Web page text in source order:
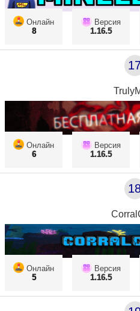
Онлайн
8
Версия
1.16.5
Онлайн
6
Версия
1.16.5
Онлайн
5
Версия
1.16.5